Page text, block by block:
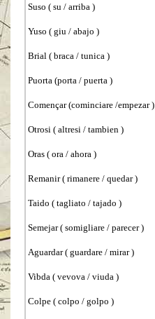
Suso ( su / arriba )
Yuso ( giu / abajo )
Brial ( braca / tunica )
Puorta (porta / puerta )
Començar (cominciare /empezar )
Otrosi ( altresi / tambien )
Oras ( ora / ahora )
Remanir ( rimanere / quedar )
Taido ( tagliato / tajado )
Semejar ( somigliare / parecer )
Aguardar ( guardare / mirar )
Vibda ( vevova / viuda )
Colpe ( colpo / golpo )